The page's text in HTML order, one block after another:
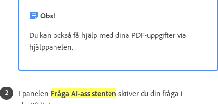
Obs!
Du kan också få hjälp med dina PDF-uppgifter via
hjälppanelen.
I panelen Fråga AI-assistenten skriver du din fråga i